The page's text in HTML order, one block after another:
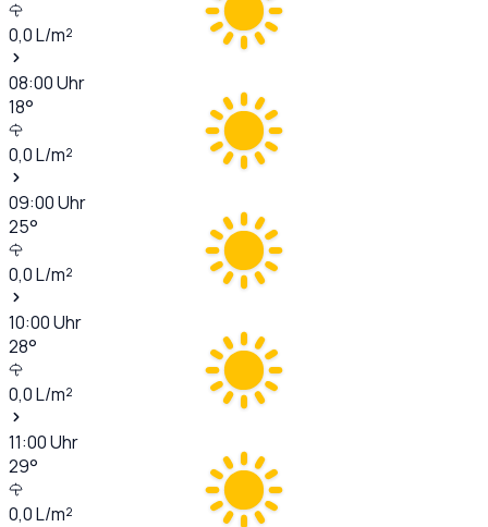
0,0L/m²
08:00Uhr
18°
0,0L/m²
09:00Uhr
25°
0,0L/m²
10:00Uhr
28°
0,0L/m²
11:00Uhr
29°
0,0L/m²